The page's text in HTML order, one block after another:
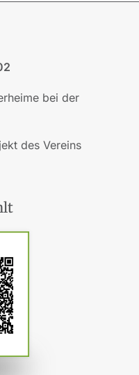
bei der
des Vereins